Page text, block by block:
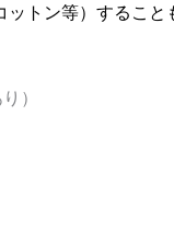
トン等）すること
）